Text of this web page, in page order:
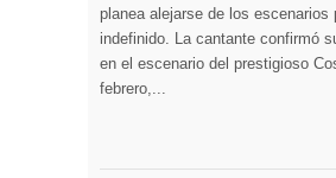
planea alejarse de los escenarios
indefinido. La cantante confirmó
en el escenario del prestigioso
febrero,...